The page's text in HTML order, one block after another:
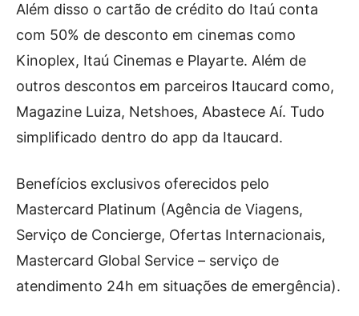
Além disso o cartão de crédito do Itaú conta
com 50% de desconto em cinemas como
Kinoplex, Itaú Cinemas e Playarte. Além de
outros descontos em parceiros Itaucard como,
Magazine Luiza, Netshoes, Abastece Aí. Tudo
simplificado dentro do app da Itaucard.
Benefícios exclusivos oferecidos pelo
Mastercard Platinum (Agência de Viagens,
Serviço de Concierge, Ofertas Internacionais,
Mastercard Global Service – serviço de
atendimento 24h em situações de emergência).